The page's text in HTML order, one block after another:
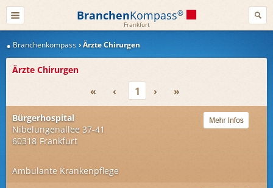
BranchenKompass®
Frankfurt
Branchenkompass Ärzte Chirurgen
Ärzte Chirurgen
« ‹ 1 › »
Bürgerhospital
Nibelungenallee 37-41
60318 Frankfurt
Ambulante Krankenpflege